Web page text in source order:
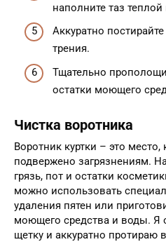
наполните таз
Аккуратно
трения.
Тщательно
остатки моющего
Чистка воротника
Воротник куртки – это
подвержено загрязнениям.
грязь, пот и остатки
можно использовать
удаления пятен или
моющего средства и воды. Я
щетку и аккуратно протираю